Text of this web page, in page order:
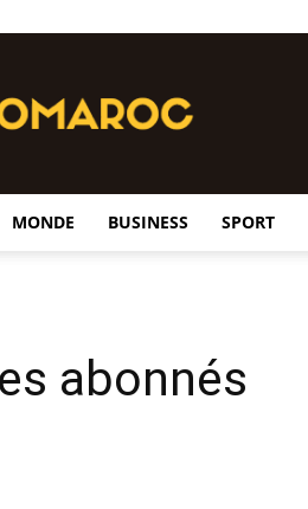
MONDE BUSINESS SPORT
abonnés